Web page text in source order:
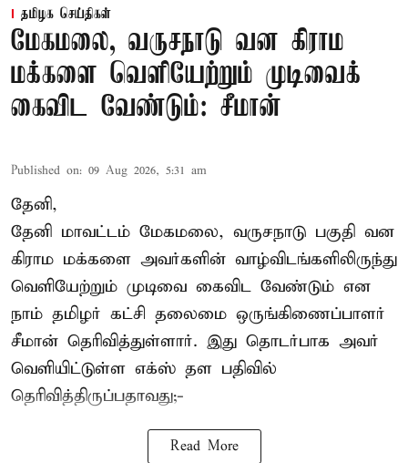
தமிழக செய்திகள்
மேகமலை, வருசநாடு வன கிராம
மக்களை வெளியேற்றும் முடிவைக்
கைவிட வேண்டும்: சீமான்
Published on: 09 Aug 2026, 5:31 am
தேனி,
தேனி மாவட்டம் மேகமலை, வருசநாடு பகுதி வன
கிராம மக்களை அவர்களின் வாழ்விடங்களிலிருந்து
வெளியேற்றும் முடிவை கைவிட வேண்டும் என
நாம் தமிழர் கட்சி தலைமை ஒருங்கிணைப்பாளர்
சீமான் தெரிவித்துள்ளார். இது தொடர்பாக அவர்
வெளியிட்டுள்ள எக்ஸ் தள பதிவில்
தெரிவித்திருப்பதாவது;-
Read More